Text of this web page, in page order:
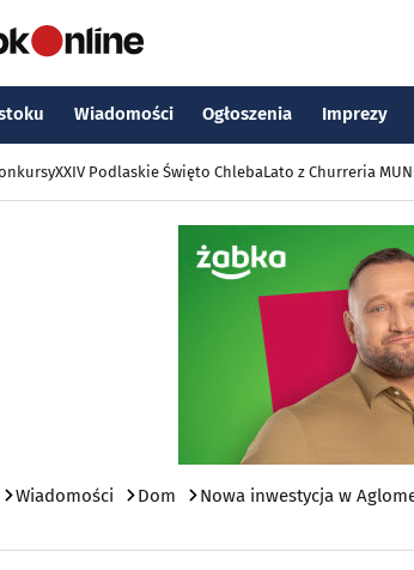
Wiadomości Ogłoszenia Imprezy
XXIV Podlaskie Święto ChlebaLato z Churreria
Wiadomości Dom Nowa inwestycja w